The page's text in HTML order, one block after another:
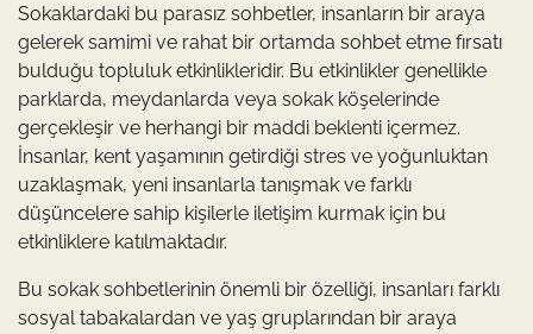
Sokaklardaki bu parasız sohbetler, insanların bir araya
gelerek samimi ve rahat bir ortamda sohbet etme fırsatı
bulduğu topluluk etkinlikleridir. Bu etkinlikler genellikle
parklarda, meydanlarda veya sokak köşelerinde
gerçekleşir ve herhangi bir maddi beklenti içermez.
İnsanlar, kent yaşamının getirdiği stres ve yoğunluktan
uzaklaşmak, yeni insanlarla tanışmak ve farklı
düşüncelere sahip kişilerle iletişim kurmak için bu
etkinliklere katılmaktadır.
Bu sokak sohbetlerinin önemli bir özelliği, insanları farklı
sosyal tabakalardan ve yaş gruplarından bir araya